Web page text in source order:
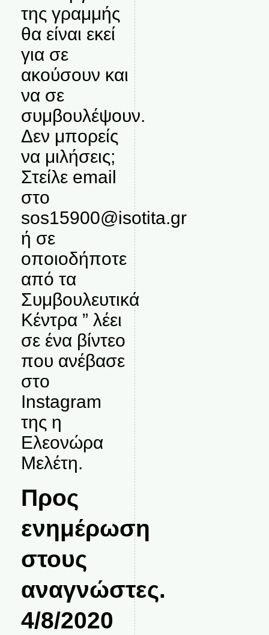
της γραμμής
θα είναι εκεί
για σε
ακούσουν και
να σε
συμβουλέψουν.
Δεν μπορείς
να μιλήσεις;
Στείλε email
στο
sos15900@isotita.gr
ή σε
οποιοδήποτε
από τα
Συμβουλευτικά
Κέντρα ” λέει
σε ένα βίντεο
που ανέβασε
στο
Instagram
της η
Ελεονώρα
Μελέτη.
Προς
ενημέρωση
στους
αναγνώστες.
4/8/2020